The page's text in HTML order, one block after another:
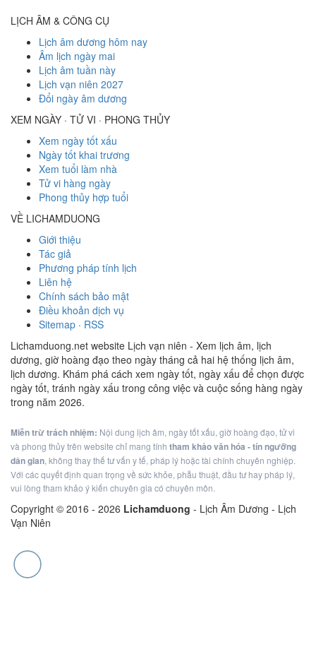
LỊCH ÂM & CÔNG CỤ
Lịch âm dương hôm nay
Âm lịch ngày mai
Lịch âm tuần này
Lịch vạn niên 2027
Đổi ngày âm dương
XEM NGÀY · TỬ VI · PHONG THỦY
Xem ngày tốt xấu
Ngày tốt khai trương
Xem tuổi làm nhà
Tử vi hàng ngày
Phong thủy hợp tuổi
VỀ LICHAMDUONG
Giới thiệu
Tác giả
Phương pháp tính lịch
Liên hệ
Chính sách bảo mật
Điều khoản dịch vụ
Sitemap · RSS
Lichamduong.net website Lịch vạn niên - Xem lịch âm, lịch
dương, giờ hoàng đạo theo ngày tháng cả hai hệ thống lịch âm,
lịch dương. Khám phá cách xem ngày tốt, ngày xấu để chọn được
ngày tốt, tránh ngày xấu trong công việc và cuộc sống hàng ngày
trong năm 2026.
Miễn trừ trách nhiệm: Nội dung lịch âm, ngày tốt xấu, giờ hoàng đạo, tử vi
và phong thủy trên website chỉ mang tính tham khảo văn hóa - tín ngưỡng
dân gian, không thay thế tư vấn y tế, pháp lý hoặc tài chính chuyên nghiệp.
Với các quyết định quan trọng về sức khỏe, phẫu thuật, đầu tư hay pháp lý,
vui lòng tham khảo ý kiến chuyên gia có chuyên môn.
Copyright © 2016 - 2026 Lichamduong - Lịch Âm Dương - Lịch
Vạn Niên